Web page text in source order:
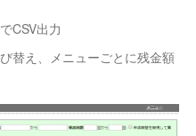
CSV出力
替え、メニューごとに残金額